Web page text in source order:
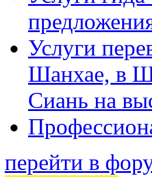
Услуги
Шанхае, в
Сиань на
перейти в